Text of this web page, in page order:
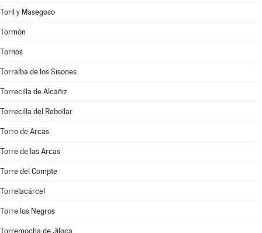
Toril y Masegoso
Tormón
Tornos
Torralba de los Sisones
Torrecilla de Alcañiz
Torrecilla del Rebollar
Torre de Arcas
Torre de las Arcas
Torre del Compte
Torrelacárcel
Torre los Negros
Torremocha de Jiloca